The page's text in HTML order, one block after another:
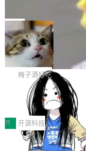
级应用，企业在规模化落
可控性和代码质量提出了
安全与合规要求。对于大
有云模型能够满足快速试
但对于金融、能源、医疗
AI算力网关（AI创新平
各业的Agent走向规模化
渐丰富，用户关注的重点
让AI用起来，还要进一步
Token花在哪里、算力是
续增长的AI成本该如何
正是围绕这些实际问题
理两个方面，让用户的每
得住、用得稳、省得下
始，Token使用一目...
束，一个实验室的开始
Google 员工编号 20。
Bigtable 作者之一。
Gemini 的架构师。
ean 在 Google 工作了
不是一个人走。一同离
wat（Google 员工编号
年的编程搭档，
作者）、Quoc Le（
q2Seq 和 DocAI 的共同
yals（Gemini 联合负责
局
🔥 SolonCode
字体可调、22 种语言
打开终端就能上岗的全
把「看得清、用母语、
齐。 SolonCode 是什么
耳科技研发的企业级终
中文驱动的数字员工，自
骤、编写代码。不挑模型
装完即用。 开源地址：
b 安装 支持 Java 8+（
梅子酒好吃
让“代码语义理解”深
价值潜能：华为云码
代码仓技术解析
一、代码仓深度理解技
程实践中，代码仓是企业
体。企业级代码仓库通
个文件，其规模远超单次
开 开源科技
一条“删库”命令跑 17